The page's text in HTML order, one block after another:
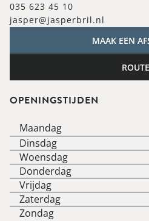
035 623 45 10
jasper@jasperbril.nl
MAAK EEN
ROUTE
OPENINGSTIJDEN
Maandag
Dinsdag
Woensdag
Donderdag
Vrijdag
Zaterdag
Zondag